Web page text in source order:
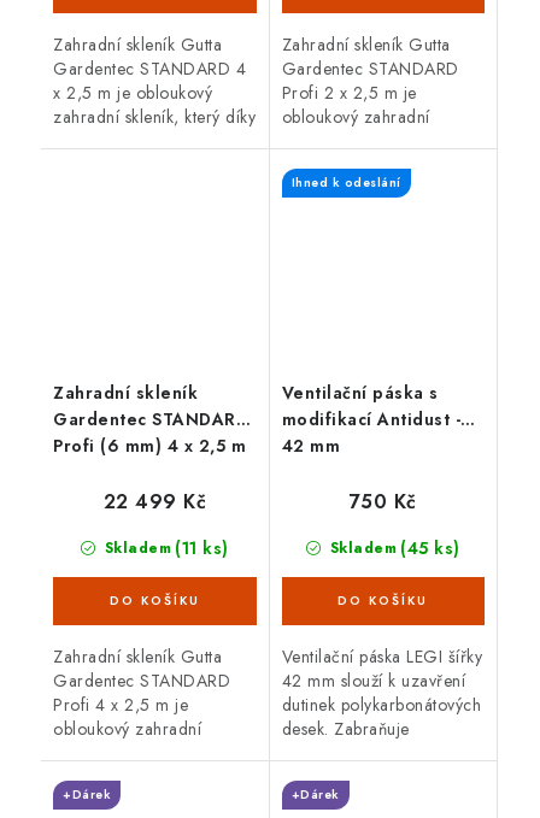
Zahradní skleník Gutta
Gardentec STANDARD 4
x 2,5 m je obloukový
zahradní skleník, který díky
Zahradní skleník Gutta
Gardentec STANDARD
Profi 2 x 2,5 m je
obloukový zahradní
pozinkované konstrukci o
síle plechu 1 mm zaručuje
Zahradní skleník
Gardentec STANDARD
Profi (6 mm) 4 x 2,5 m
Skladem (11 ks)
22 499 Kč
Zahradní skleník Gutta
Gardentec STANDARD
Profi 4 x 2,5 m je
obloukový zahradní
pozinkované konstrukci o
síle plechu 1 mm zaručuje
Ventilační páska s
modifikací Antidust -
42 mm
Ihned k odeslání
Skladem (45 ks)
750 Kč
Ventilační páska LEGI šířky
42 mm slouží k uzavření
dutinek polykarbonátových
desek. Zabraňuje
hmyzu a řasám. Nově
navržený filtr je schopen...
+Dárek +Dárek